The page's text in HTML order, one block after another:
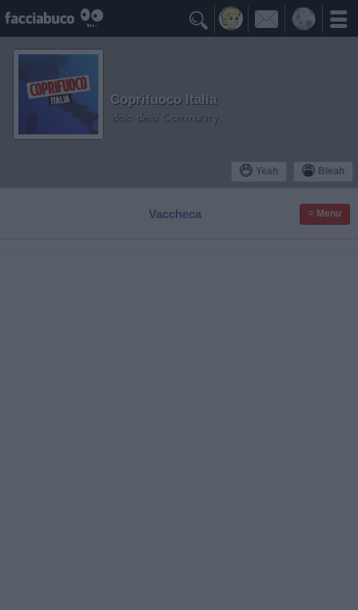

Yeah Bleah
Coprifuoco Italia
Idolo della Community
Vaccheca ≡ Menu